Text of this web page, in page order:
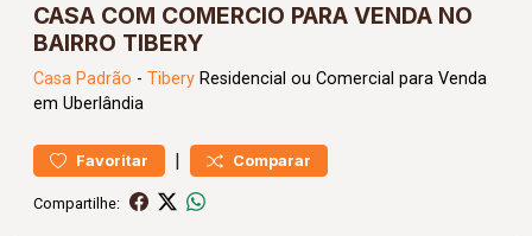
CASA COM COMERCIO PARA VENDA NO
BAIRRO TIBERY
Casa Padrão - Tibery Residencial ou Comercial para Venda
em Uberlândia
Favoritar | Comparar
Compartilhe: